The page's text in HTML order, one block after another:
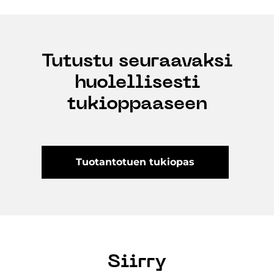
Tutustu seuraavaksi
huolellisesti
tukioppaaseen
Tuotantotuen tukiopas
Siirry